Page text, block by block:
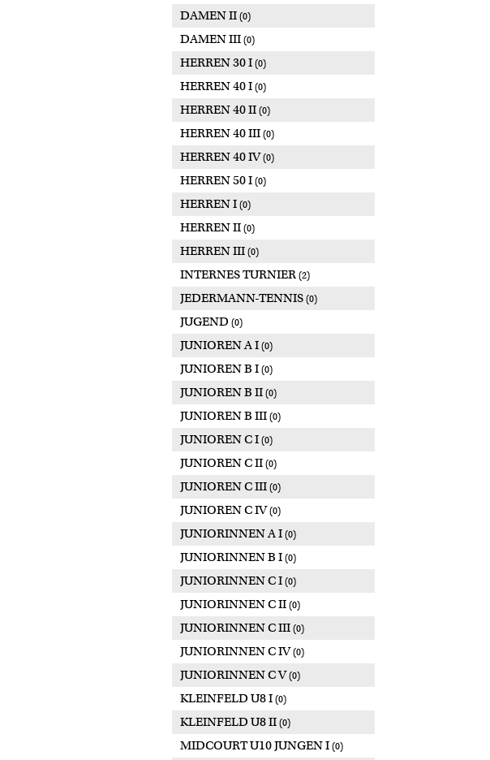
DAMEN II (0)
DAMEN III (0)
HERREN 30 I (0)
HERREN 40 I (0)
HERREN 40 II (0)
HERREN 40 III (0)
HERREN 40 IV(0)
HERREN 50 I (0)
HERREN I (0)
HERREN II (0)
HERREN III (0)
INTERNES TURNIER (2)
JEDERMANN-TENNIS (0)
JUGEND (0)
JUNIOREN A I (0)
JUNIOREN B I (0)
JUNIOREN B II (0)
JUNIOREN B III (0)
JUNIOREN C I (0)
JUNIOREN C II (0)
JUNIOREN C III (0)
JUNIOREN C IV(0)
JUNIORINNEN A I (0)
JUNIORINNEN B I (0)
JUNIORINNEN C I (0)
JUNIORINNEN C II (0)
JUNIORINNEN C III (0)
JUNIORINNEN C IV(0)
JUNIORINNEN C V(0)
KLEINFELD U8 I (0)
KLEINFELD U8 II (0)
MIDCOURT U10 JUNGEN I (0)